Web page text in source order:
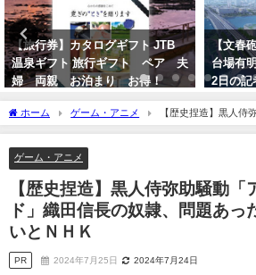
ギフト JTB
フト ペア 夫
お得！
【文春砲】テレビ朝日が東
台場有明にジャニーズ劇場
2日の記者会見は井ノ原快
にテレ朝が着席か？帝国劇
で開き直りか？
ホーム ゲーム・アニメ
【歴史捏造】黒人侍
織田信長の奴隷、問題あったとは思っていないとＮＨＫ
ゲーム・アニメ
【歴史捏造】黒人侍弥助騒動「
ド」織田信長の奴隷、問題あっ
いとＮＨＫ
PR 2024年7月25日 2024年7月24日